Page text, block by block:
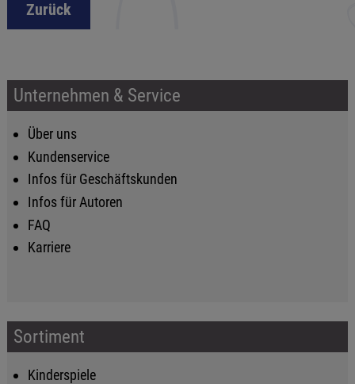
Zurück
Unternehmen & Service
Über uns
Kundenservice
Infos für Geschäftskunden
Infos für Autoren
FAQ
Karriere
Sortiment
Kinderspiele